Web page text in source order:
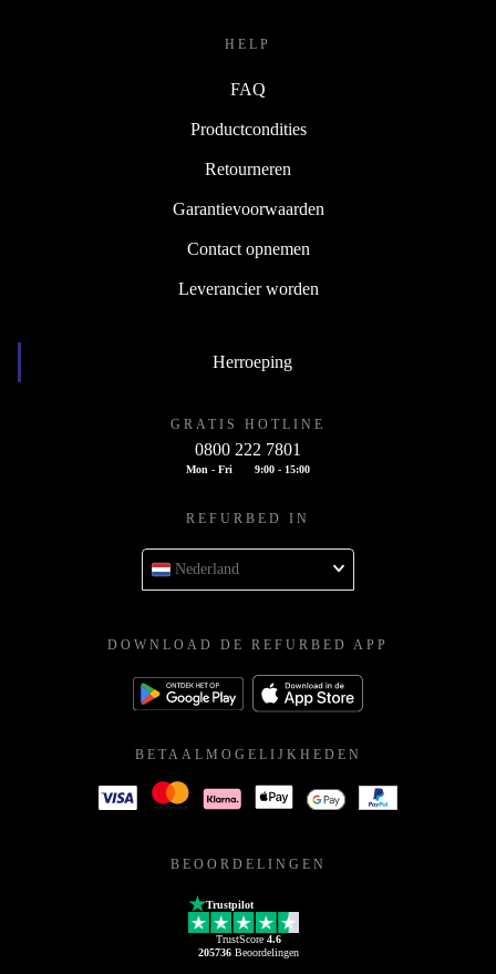
HELP
FAQ
Productcondities
Retourneren
Garantievoorwaarden
Contact opnemen
Leverancier worden
Herroeping
GRATIS HOTLINE
0800 222 7801
Mon - Fri 9:00 - 15:00
REFURBED IN
Nederland
DOWNLOAD DE REFURBED APP
BETAALMOGELIJKHEDEN
BEOORDELINGEN
Trustpilot
TrustScore 4.6
205736Beoordelingen